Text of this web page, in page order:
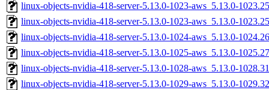
linux-objects-nvidia-418-server-5.13.0-1023-aws_5.13.0-
linux-objects-nvidia-418-server-5.13.0-1023-aws_5.13.0-
linux-objects-nvidia-418-server-5.13.0-1024-aws_5.13.0-
linux-objects-nvidia-418-server-5.13.0-1025-aws_5.13.0-
linux-objects-nvidia-418-server-5.13.0-1028-aws_5.13.0-
linux-objects-nvidia-418-server-5.13.0-1029-aws_5.13.0-